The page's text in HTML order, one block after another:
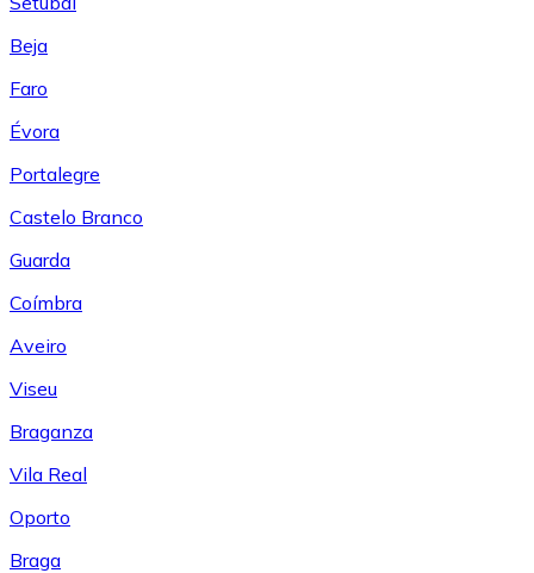
Beja
Faro
Évora
Portalegre
Castelo Branco
Guarda
Coímbra
Aveiro
Viseu
Braganza
Vila Real
Oporto
Braga